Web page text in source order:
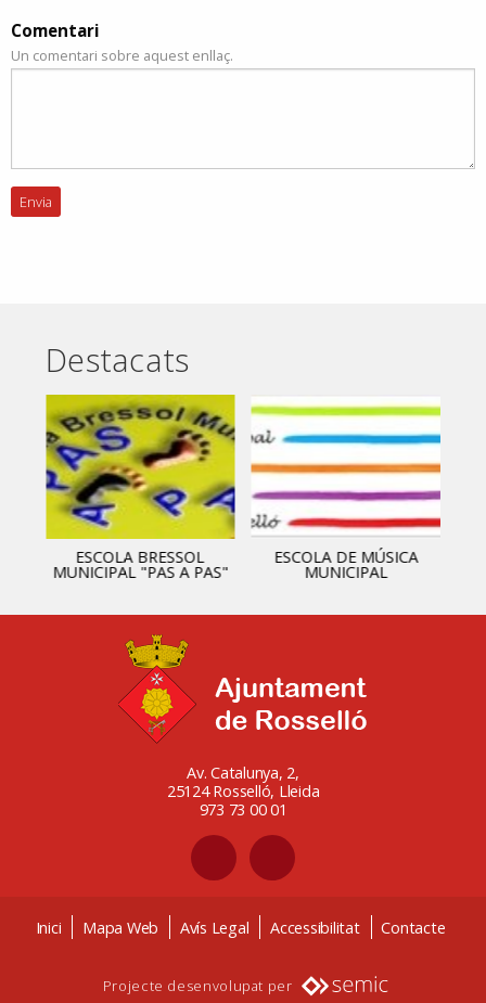
Comentari
Un comentari sobre aquest enllaç.
Destacats
ESCOLA BRESSOL
MUNICIPAL "PAS A PAS"
ESCOLA DE MÚSICA
MUNICIPAL
Av. Catalunya, 2,
25124 Rosselló, Lleida
973 73 00 01
Inici Mapa Web Avís Legal Accessibilitat Contacte
Projecte desenvolupat per